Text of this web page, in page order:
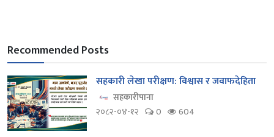
Recommended Posts
सहकारी लेखा परीक्षण: विश्वास र जवाफदेहिता
सहकारीपाना
२०८२-०४-१२
0 604